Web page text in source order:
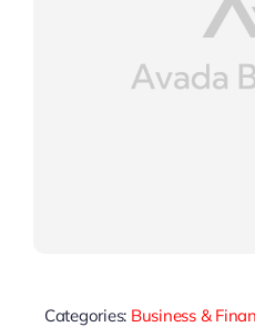
Categories: Business &